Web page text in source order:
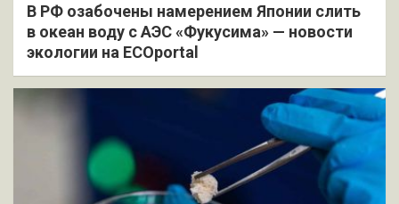
В РФ озабочены намерением Японии слить
в океан воду с АЭС «Фукусима» — новости
экологии на ECOportal